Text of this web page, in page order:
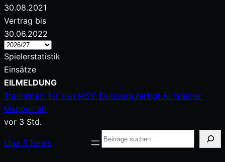
30.08.2021
Vertrag bis
30.06.2022
Spielerstatistik
Einsätze
Zum
Inhalt
springen
EILMELDUNG
Traumstart für den MSV: Duisburg fertigt Aufsteiger
Meppen ab
vor 3 Std.
Liga 3 News
Suche